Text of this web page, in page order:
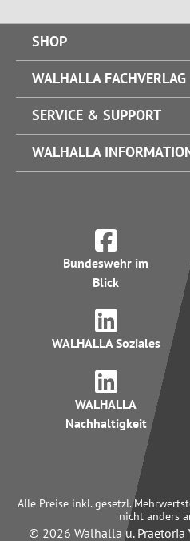
SHOP
WALHALLA FACHVERLAG
SERVICE & SUPPORT
WALHALLA
Bundeswehr im
Blick
WALHALLA Soziales
WALHALLA
Nachhaltigkeit
Alle Preise inkl. gesetzl.
nicht anders
© 2026 Walhalla u. Praetoria